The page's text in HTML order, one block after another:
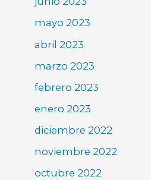
mayo 2023
abril 2023
marzo 2023
febrero 2023
enero 2023
diciembre 2022
noviembre 2022
octubre 2022